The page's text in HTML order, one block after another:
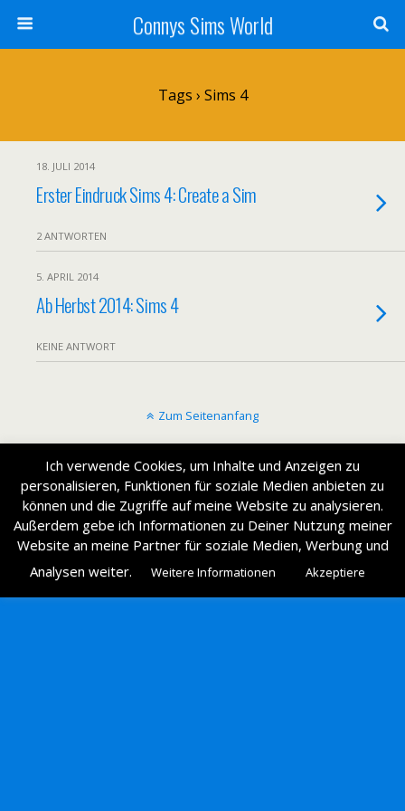
Connys Sims World
Tags › Sims 4
18. JULI 2014
Erster Eindruck Sims 4: Create a Sim
2 ANTWORTEN
5. APRIL 2014
Ab Herbst 2014: Sims 4
KEINE ANTWORT
Zum Seitenanfang
Mobil Desktop
Ich verwende Cookies, um Inhalte und Anzeigen zu
personalisieren, Funktionen für soziale Medien anbieten zu
können und die Zugriffe auf meine Website zu analysieren.
Außerdem gebe ich Informationen zu Deiner Nutzung meiner
Website an meine Partner für soziale Medien, Werbung und
Analysen weiter.
Weitere Informationen Akzeptiere